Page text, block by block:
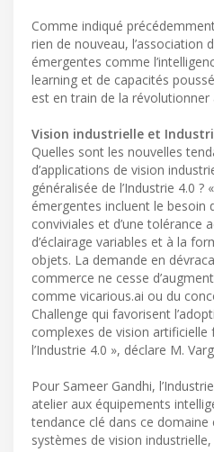
Comme indiqué
rien de nouveau, l’association
émergentes comme
learning et de capacités
est en train de la
Vision industrielle et
Quelles sont les nouvelles
d’applications de vision
généralisée de l’Industrie 4.0 ?
émergentes incluent le besoin
conviviales et d’une tolérance
d’éclairage variables et à la
objets. La demande en
commerce ne cesse
comme vicarious.ai ou du
Challenge qui favorisent
complexes de vision
l’Industrie 4.0 », déclare M.
Pour Sameer Gandhi,
atelier aux équipements
tendance clé dans ce domaine
systèmes de vision industrielle,